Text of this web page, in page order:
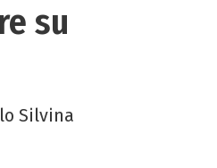
su
Silvina